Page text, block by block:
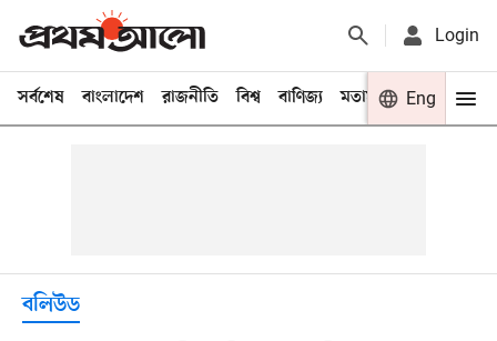
Login
সর্বশেষ বাংলাদেশ রাজনীতি বিশ্ব বাণিজ্য মতামত খেলা
Eng
বলিউড